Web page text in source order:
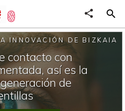
share search
INNOVACIÓN DE BIZKAIA
contacto con
así es la
de